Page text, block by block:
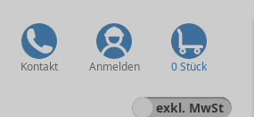
Kontakt Anmelden 0 Stück
exkl. MwSt